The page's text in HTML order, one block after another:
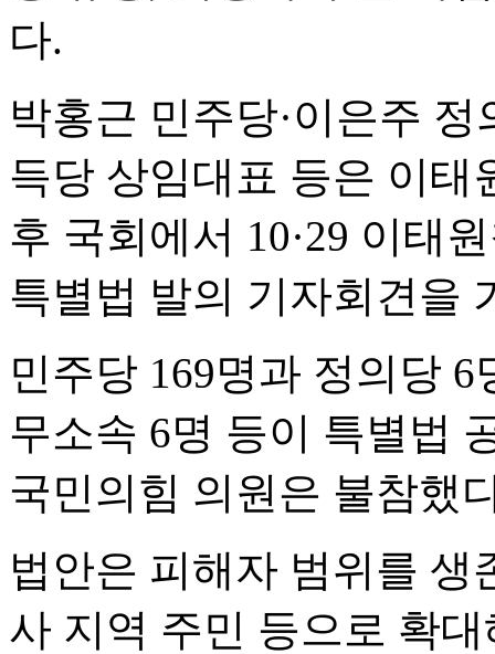
다.
박홍근 민주당·이은주
득당 상임대표 등은 이태
후 국회에서 10·29 이태
특별법 발의 기자회견을
민주당 169명과 정의당
무소속 6명 등이 특별법
국민의힘 의원은 불참했
법안은 피해자 범위를 생
사 지역 주민 등으로 확